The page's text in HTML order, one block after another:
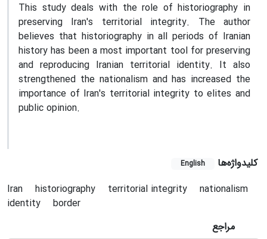
This study deals with the role of historiography in
preserving Iran's territorial integrity. The author
believes that historiography in all periods of Iranian
history has been a most important tool for preserving
and reproducing Iranian territorial identity. It also
strengthened the nationalism and has increased the
importance of Iran's territorial integrity to elites and
public opinion.
کلیدواژه‌ها English
Iran historiography territorial integrity
nationalism
identity
border
مراجع